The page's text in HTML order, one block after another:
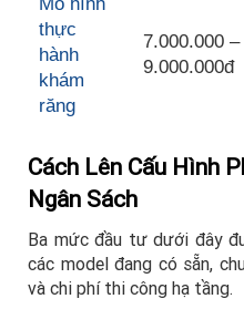
thực
hành
khám
răng
7.000.000 –
9.000.000đ
Cách Lên Cấu Hình
Ngân Sách
Ba mức đầu tư dưới đây
các model đang có sẵn,
và chi phí thi công hạ tầng.